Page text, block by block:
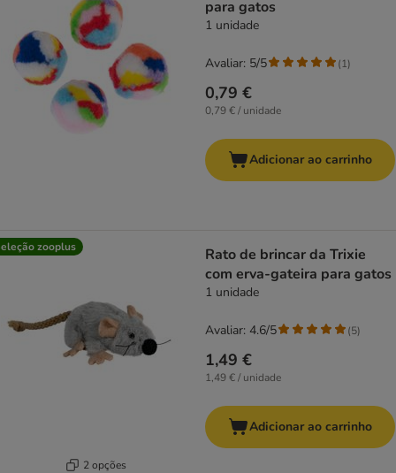
para gatos
1 unidade
0,79 €
0,79 € / unidade
Avaliar: 5/5 (1)
Adicionar ao carrinho
zooplus
2 opções
Rato de brincar da Trixie
com erva-gateira para gatos
1 unidade
1,49 €
1,49 € / unidade
Avaliar: 4.6/5 (5)
Adicionar ao carrinho